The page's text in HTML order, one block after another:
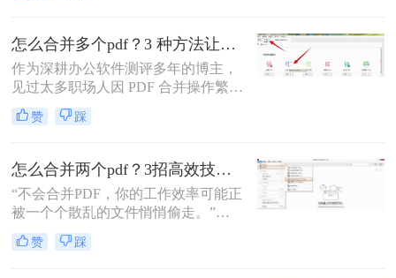
任务就成为了一个常见挑战。
怎么合并多个pdf？3 种方法让效率翻倍”！
作为深耕办公软件测评多年的博主，
见过太多职场人因 PDF 合并操作繁
琐、格式错乱、隐私泄露踩坑。其实
选对方法，1 分钟就能搞定多文件合
赞 踩
怎么合并两个pdf？3招高效技巧，让你告别杂乱文档！
“不会合并PDF，你的工作效率可能正
被一个个散乱的文件悄悄偷走。”作
为一名从事电脑办公软件测评多年的
博主，小编经常被粉丝问到：“怎么
赞 踩